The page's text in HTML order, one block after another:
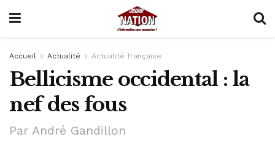
Accueil Actualité Actualité française
Bellicisme occidental : la
nef des fous
Par André Gandillon